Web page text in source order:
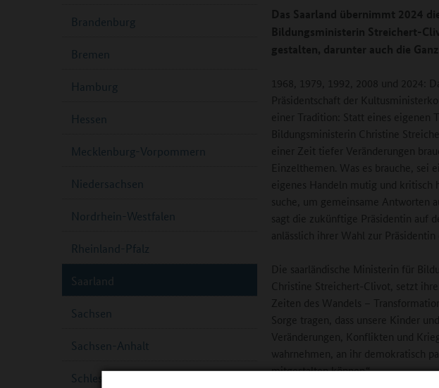
Das Saarland übernimmt 2024
Bildungsministerin Streichert-
gestalten, darunter auch die
1968, 1979, 1992, 2008 und 2024:
Präsidentschaft der
einer Tradition: Statt eines eigenen
Bildungsministerin Christine
einer Zeit tiefer Veränderungen
Einzelthemen. Was es brauche, sei
eigenes Handeln mutig und kritisch
suche, um gemeinsame Antworten
sagt die zukünftige Präsidentin auf
anlässlich ihrer Wahl zur
Die saarländische Ministerin für
Christine Streichert-Clivot, setzt
Zeiten des Wandels –
Sorge tragen, dass unsere Kinder
Veränderungen, Konflikten und
wahrnehmen, an ihr demokratisch
mitgestalten können.“
Brandenburg
Bremen
Hamburg
Hessen
Mecklenburg-Vorpommern
Niedersachsen
Nordrhein-Westfalen
Rheinland-Pfalz
Saarland
Sachsen
Sachsen-Anhalt
Schleswig-Holstein